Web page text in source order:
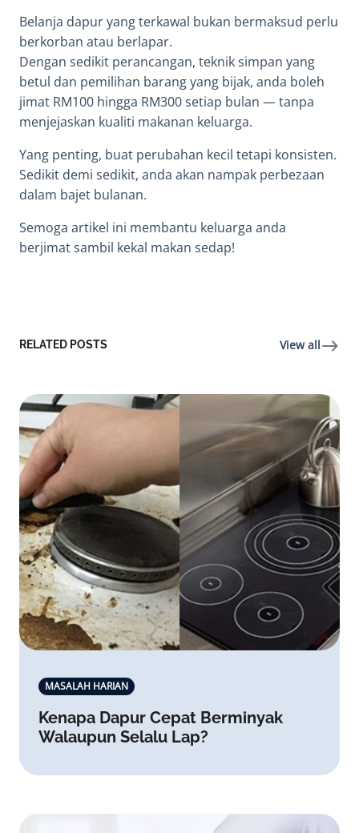
Belanja dapur yang terkawal bukan bermaksud perlu
berkorban atau berlapar.
Dengan sedikit perancangan, teknik simpan yang
betul dan pemilihan barang yang bijak, anda boleh
jimat RM100 hingga RM300 setiap bulan — tanpa
menjejaskan kualiti makanan keluarga.
Yang penting, buat perubahan kecil tetapi konsisten.
Sedikit demi sedikit, anda akan nampak perbezaan
dalam bajet bulanan.
Semoga artikel ini membantu keluarga anda
berjimat sambil kekal makan sedap!
RELATED POSTS View all
MASALAH HARIAN
Kenapa Dapur Cepat Berminyak
Walaupun Selalu Lap?